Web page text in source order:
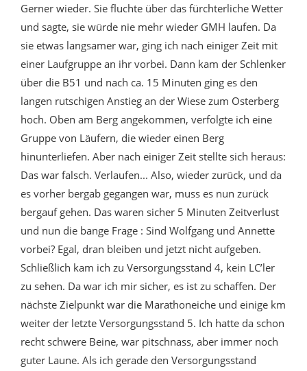
Gerner wieder. Sie fluchte über das fürchterliche Wetter
und sagte, sie würde nie mehr wieder GMH laufen. Da
sie etwas langsamer war, ging ich nach einiger Zeit mit
einer Laufgruppe an ihr vorbei. Dann kam der Schlenker
über die B51 und nach ca. 15 Minuten ging es den
langen rutschigen Anstieg an der Wiese zum Osterberg
hoch. Oben am Berg angekommen, verfolgte ich eine
Gruppe von Läufern, die wieder einen Berg
hinunterliefen. Aber nach einiger Zeit stellte sich heraus:
Das war falsch. Verlaufen... Also, wieder zurück, und da
es vorher bergab gegangen war, muss es nun zurück
bergauf gehen. Das waren sicher 5 Minuten Zeitverlust
und nun die bange Frage : Sind Wolfgang und Annette
vorbei? Egal, dran bleiben und jetzt nicht aufgeben.
Schließlich kam ich zu Versorgungsstand 4, kein LC’ler
zu sehen. Da war ich mir sicher, es ist zu schaffen. Der
nächste Zielpunkt war die Marathoneiche und einige km
weiter der letzte Versorgungsstand 5. Ich hatte da schon
recht schwere Beine, war pitschnass, aber immer noch
guter Laune. Als ich gerade den Versorgungsstand